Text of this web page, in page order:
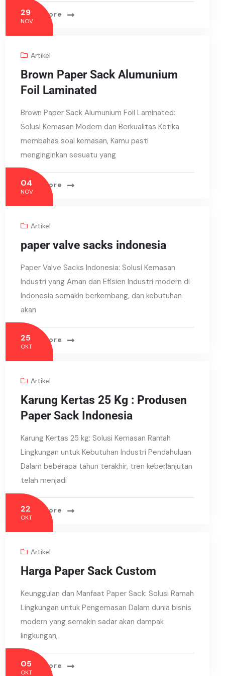
Read More
29
NOV
Artikel
Brown Paper Sack Alumunium
Foil Laminated
Brown Paper Sack Alumunium Foil Laminated:
Solusi Kemasan Modern dan Berkualitas Ketika
membahas soal kemasan, Kamu pasti
menginginkan sesuatu yang
Read More
04
NOV
Artikel
paper valve sacks indonesia
Paper Valve Sacks Indonesia: Solusi Kemasan
Industri yang Aman dan Efisien Industri modern di
Indonesia semakin berkembang, dan kebutuhan
akan
Read More
25
OKT
Artikel
Karung Kertas 25 Kg : Produsen
Paper Sack Indonesia
Karung Kertas 25 kg: Solusi Kemasan Ramah
Lingkungan untuk Kebutuhan Industri Pendahuluan
Dalam beberapa tahun terakhir, tren keberlanjutan
telah menjadi
Read More
22
OKT
Artikel
Harga Paper Sack Custom
Keunggulan dan Manfaat Paper Sack: Solusi Ramah
Lingkungan untuk Pengemasan Dalam dunia bisnis
modern yang semakin sadar akan dampak
lingkungan,
Read More
05
OKT